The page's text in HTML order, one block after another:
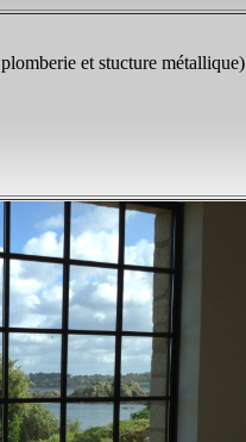
et stucture métallique)